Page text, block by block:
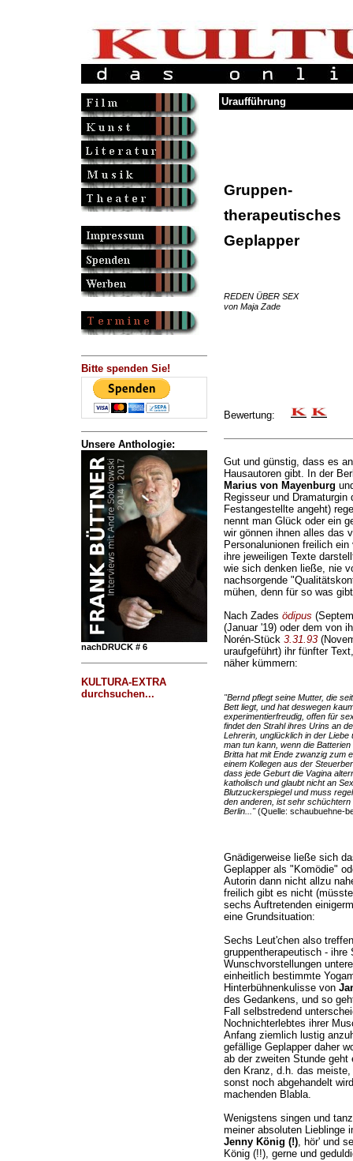
Bitte spenden Sie!
Unsere Anthologie:
nachDRUCK # 6
KULTURA-EXTRA
durchsuchen...
Uraufführung
Gruppen-
therapeutisches
Geplapper
REDEN ÜBER SEX
von Maja Zade
Bewertung:
Gut und günstig, dass es
Hausautoren gibt. In der
Marius von Mayenburg
Regisseur und
Festangestellte angeht)
nennt man Glück oder ein
wir gönnen ihnen alles das
Personalunionen freilich
ihre jeweiligen Texte
wie sich denken ließe, nie
nachsorgende
mühen, denn für so was
Nach Zades ödipus
(Januar '19) oder dem von
Norén-Stück 3.31.93
uraufgeführt) ihr fünfter
näher kümmern:
"Bernd pflegt seine Mutter, die
Bett liegt, und hat deswegen
experimentierfreudig, offen für
findet den Strahl ihres Urins an
Lehrerin, unglücklich in der
man tun kann, wenn die
Britta hat mit Ende zwanzig zum
einem Kollegen aus der
dass jede Geburt die Vagina
katholisch und glaubt nicht an
Blutzuckerspiegel und muss
den anderen, ist sehr schüchtern
Berlin..."(Quelle: schaubuehne-
Gnädigerweise ließe sich
Geplapper als "Komödie"
Autorin dann nicht allzu
freilich gibt es nicht
sechs Auftretenden
eine Grundsituation:
Sechs Leut'chen also
gruppentherapeutisch - ihre
Wunschvorstellungen
einheitlich bestimmte
Hinterbühnenkulisse von
des Gedankens, und so
Fall selbstredend
Nochnichterlebtes ihrer
Anfang ziemlich lustig
gefällige Geplapper daher
ab der zweiten Stunde
den Kranz, d.h. das
sonst noch abgehandelt
machenden Blabla.
Wenigstens singen und
meiner absoluten Lieblinge
Jenny König (!), hör' und
König (!!), gerne und